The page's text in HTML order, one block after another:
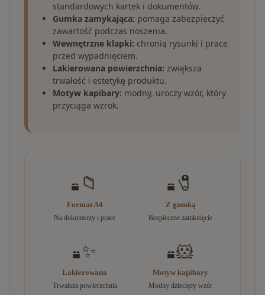
standardowych kartek i dokumentów.
Gumka zamykająca: pomaga zabezpieczyć
zawartość podczas noszenia.
Wewnętrzne klapki: chronią rysunki i prace
przed wypadnięciem.
Lakierowana powierzchnia: zwiększa
trwałość i estetykę produktu.
Motyw kapibary: modny, uroczy wzór, który
przyciąga wzrok.
📁
Format A4
Na dokumenty i prace
🧷
Z gumką
Bezpieczne zamknięcie
✨
Lakierowana
Trwalsza powierzchnia
🐹
Motyw kapibary
Modny dziecięcy wzór